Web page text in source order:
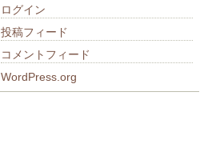
ログイン
投稿フィード
コメントフィード
WordPress.org